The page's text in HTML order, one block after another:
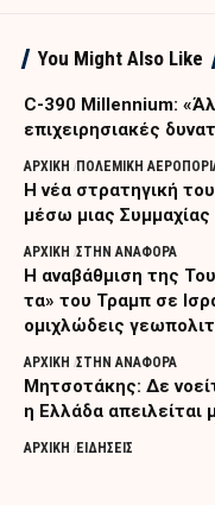
You Might Also Like
C-390 Millennium:
επιχειρησιακές
ΑΡΧΙΚΗ ΠΟΛΕΜΙΚΗ
Η νέα στρατηγική
μέσω μιας
ΑΡΧΙΚΗ ΣΤΗΝ ΑΝΑΦΟΡΑ
Η αναβάθμιση της
τα» του Τραμπ σε
ομιχλώδεις
ΑΡΧΙΚΗ ΣΤΗΝ ΑΝΑΦΟΡΑ
Μητσοτάκης: Δε
η Ελλάδα απειλείται
ΑΡΧΙΚΗ ΕΙΔΗΣΕΙΣ